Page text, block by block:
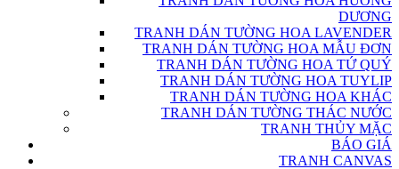
DƯƠNG
TRANH DÁN TƯỜNG HOA LAVENDER
TRANH DÁN TƯỜNG HOA MẪU ĐƠN
TRANH DÁN TƯỜNG HOA TỨ QUÝ
TRANH DÁN TƯỜNG HOA TUYLIP
TRANH DÁN TƯỜNG HOA KHÁC
TRANH DÁN TƯỜNG THÁC NƯỚC
TRANH THỦY MẶC
BÁO GIÁ
TRANH CANVAS